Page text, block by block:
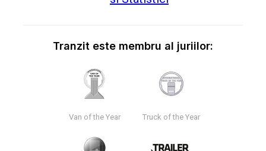
Tranzit este membru al juriilor:
Van of the Year Truck of the Year